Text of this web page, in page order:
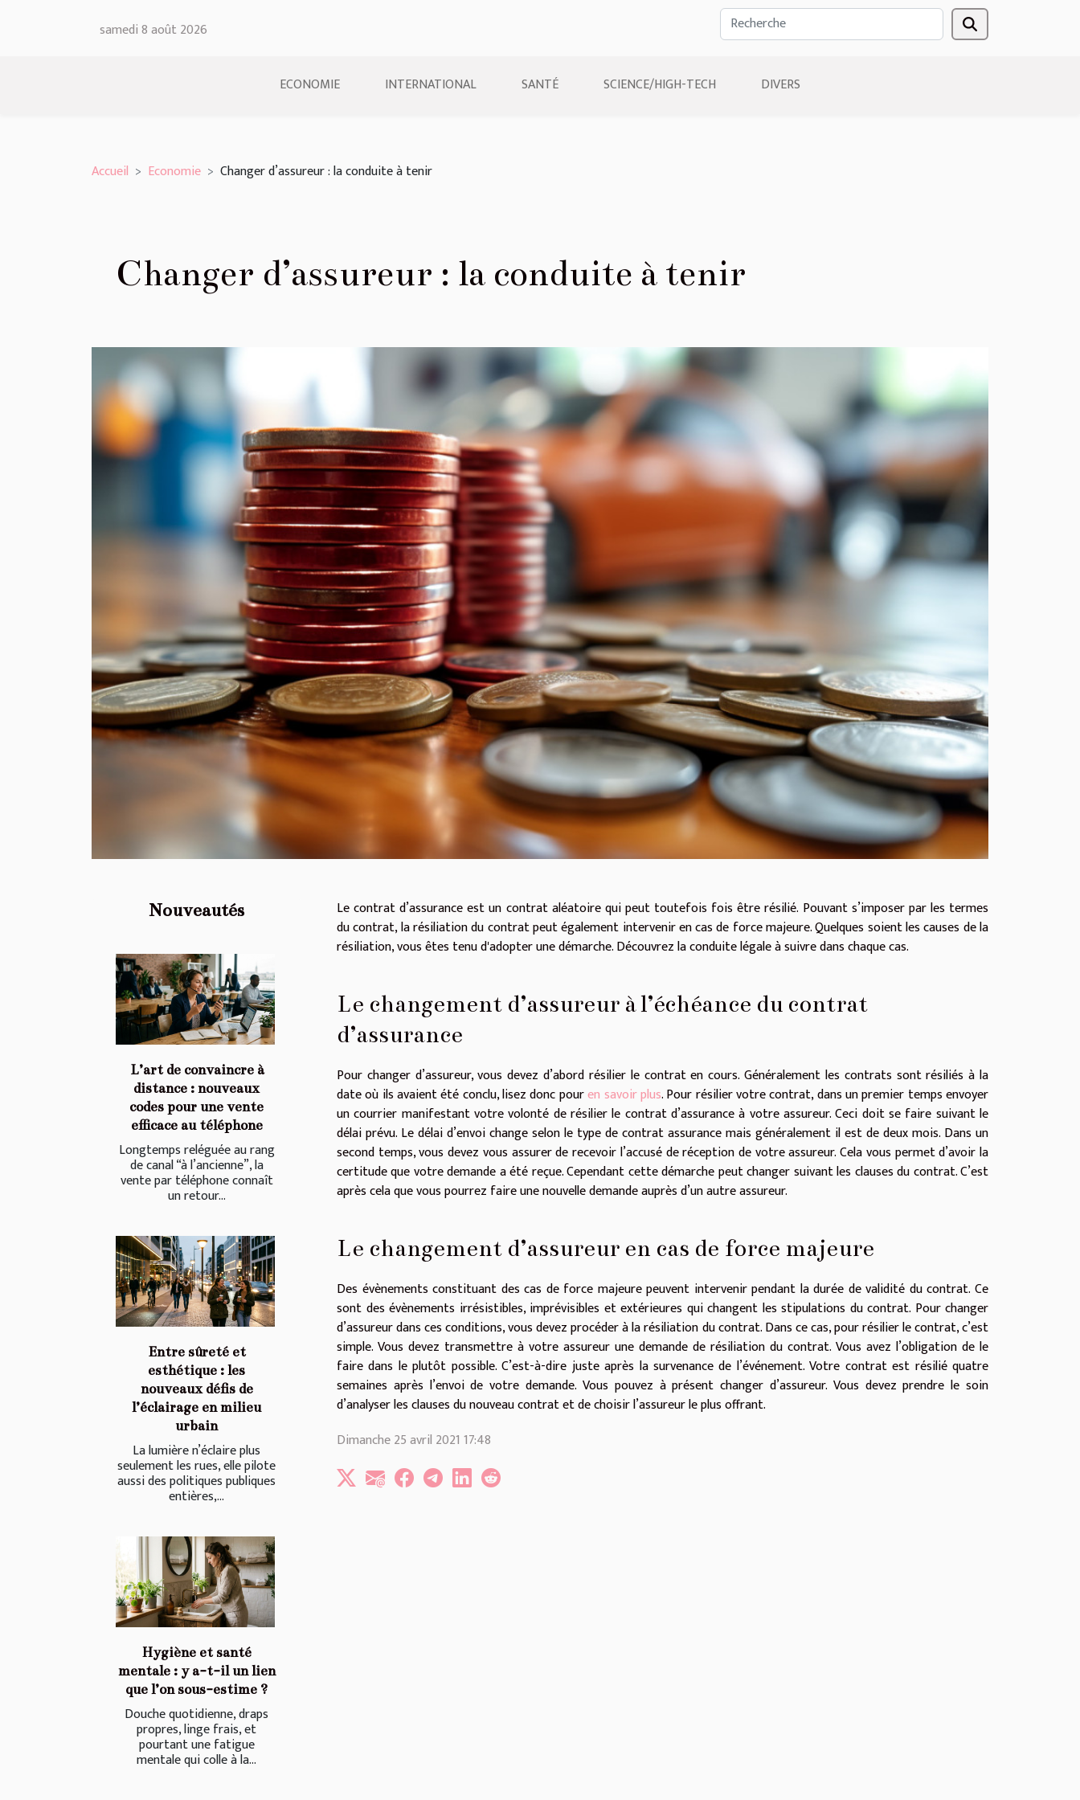
samedi 8 août 2026
ECONOMIE INTERNATIONAL SANTÉ SCIENCE/HIGH-TECH DIVERS
Accueil Economie Changer d’assureur : la conduite à tenir
Changer d’assureur : la conduite à tenir
Nouveautés
L’art de convaincre à
distance : nouveaux
codes pour une vente
efficace au téléphone
Longtemps reléguée au rang
de canal “à l’ancienne”, la
vente par téléphone connaît
un retour...
Entre sûreté et
esthétique : les
nouveaux défis de
l’éclairage en milieu
urbain
La lumière n’éclaire plus
seulement les rues, elle pilote
aussi des politiques publiques
entières,...
Hygiène et santé
mentale : y a-t-il un lien
que l’on sous-estime ?
Douche quotidienne, draps
propres, linge frais, et
pourtant une fatigue
mentale qui colle à la...
Le contrat d’assurance est un contrat aléatoire qui peut toutefois fois être résilié. Pouvant s’imposer par les termes
du contrat, la résiliation du contrat peut également intervenir en cas de force majeure. Quelques soient les causes de la
résiliation, vous êtes tenu d'adopter une démarche. Découvrez la conduite légale à suivre dans chaque cas.
Le changement d’assureur à l’échéance du contrat
d’assurance
Pour changer d’assureur, vous devez d’abord résilier le contrat en cours. Généralement les contrats sont résiliés à la
date où ils avaient été conclu, lisez donc pouren savoir plus. Pour résilier votre contrat, dans un premier temps envoyer
un courrier manifestant votre volonté de résilier le contrat d’assurance à votre assureur. Ceci doit se faire suivant le
délai prévu. Le délai d’envoi change selon le type de contrat assurance mais généralement il est de deux mois. Dans un
second temps, vous devez vous assurer de recevoir l’accusé de réception de votre assureur. Cela vous permet d’avoir la
certitude que votre demande a été reçue. Cependant cette démarche peut changer suivant les clauses du contrat. C’est
après cela que vous pourrez faire une nouvelle demande auprès d’un autre assureur.
Le changement d’assureur en cas de force majeure
Des évènements constituant des cas de force majeure peuvent intervenir pendant la durée de validité du contrat. Ce
sont des évènements irrésistibles, imprévisibles et extérieures qui changent les stipulations du contrat. Pour changer
d’assureur dans ces conditions, vous devez procéder à la résiliation du contrat. Dans ce cas, pour résilier le contrat, c’est
simple. Vous devez transmettre à votre assureur une demande de résiliation du contrat. Vous avez l’obligation de le
faire dans le plutôt possible. C’est-à-dire juste après la survenance de l’événement. Votre contrat est résilié quatre
semaines après l’envoi de votre demande. Vous pouvez à présent changer d’assureur. Vous devez prendre le soin
d’analyser les clauses du nouveau contrat et de choisir l’assureur le plus offrant.
Dimanche 25 avril 2021 17:48